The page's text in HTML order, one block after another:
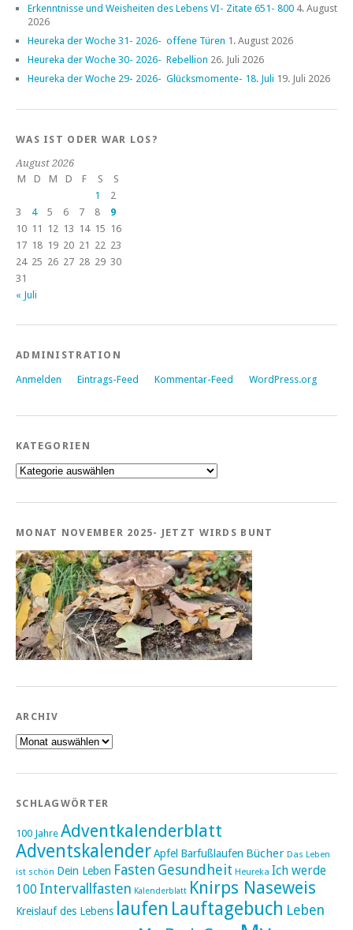
Erkenntnisse und Weisheiten des Lebens VI- Zitate 651- 800 4. August
2026
Heureka der Woche 31- 2026- offene Türen 1. August 2026
Heureka der Woche 30- 2026- Rebellion 26. Juli 2026
Heureka der Woche 29- 2026- Glücksmomente- 18. Juli 19. Juli 2026
WAS IST ODER WAR LOS?
August 2026
M
D M D F S
S
1
2
3
4 5 6 7 8
9
10 11 12 13 14 15 16
17 18 19 20 21 22 23
24 25 26 27 28 29 30
31
« Juli
ADMINISTRATION
Anmelden Eintrags-Feed Kommentar-Feed WordPress.org
KATEGORIEN
Kategorien
MONAT NOVEMBER 2025- JETZT WIRDS BUNT
ARCHIV
Archiv
SCHLAGWÖRTER
100 Jahre Adventkalenderblatt
AdventskalenderApfel Barfußlaufen Bücher Das Leben
ist schön Dein Leben Fasten Gesundheit Heureka Ich werde
100 Intervallfasten Kalenderblatt Knirps Naseweis
Kreislauf des Lebens laufen Lauftagebuch Leben